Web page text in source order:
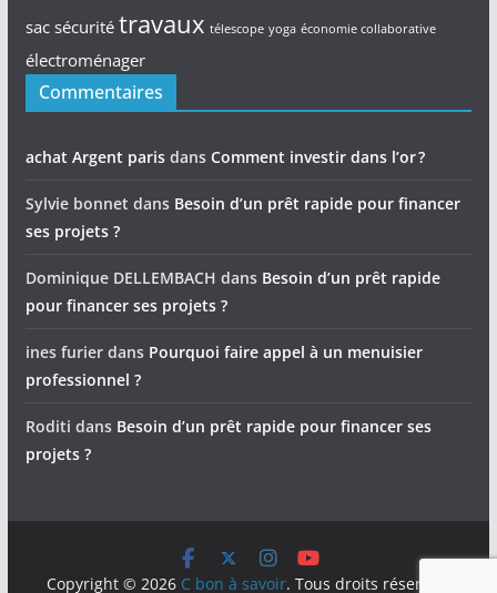
sac sécurité travaux télescope yoga économie collaborative
électroménager
Commentaires
achat Argent parisdans Comment investir dans l’or ?
Sylvie bonnet dans Besoin d’un prêt rapide pour financer
ses projets ?
Dominique DELLEMBACH dans Besoin d’un prêt rapide
pour financer ses projets ?
ines furierdans Pourquoi faire appel à un menuisier
professionnel ?
Roditi dans Besoin d’un prêt rapide pour financer ses
projets ?
Copyright © 2026 C bon à savoir. Tous droits réservés.